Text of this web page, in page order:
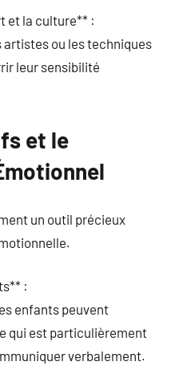
et la culture** :
artistes ou les techniques
leur sensibilité
et le
un outil précieux
:
enfants peuvent
qui est particulièrement
verbalement.